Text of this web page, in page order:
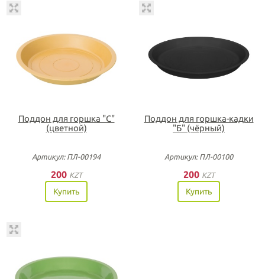
Поддон для горшка "С"
(цветной)
Артикул: ПЛ-00194
200 KZT
Купить
Поддон для горшка-кадки
"Б" (чёрный)
Артикул: ПЛ-00100
200 KZT
Купить